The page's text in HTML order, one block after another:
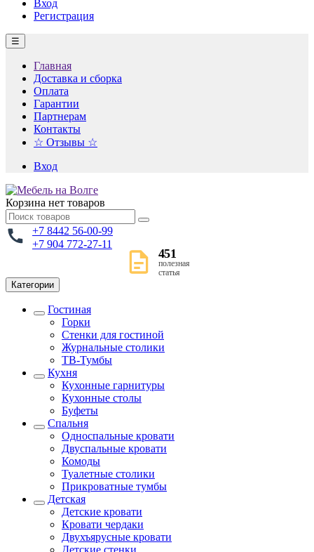
Вход
Регистрация
☰
Главная
Доставка и сборка
Оплата
Гарантии
Партнерам
Контакты
☆ Отзывы ☆
Вход
Корзина нет товаров
+7 8442 56-00-99
+7 904 772-27-11
451
полезная
статья
Категории
Гостиная
Горки
Стенки для гостиной
Журнальные столики
TВ-Тумбы
Кухня
Кухонные гарнитуры
Кухонные столы
Буфеты
Спальня
Односпальные кровати
Двуспальные кровати
Комоды
Туалетные столики
Прикроватные тумбы
Детская
Детские кровати
Кровати чердаки
Двухъярусные кровати
Детские стенки